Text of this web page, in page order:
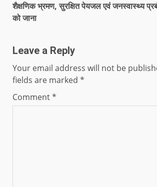
शैक्षणिक भ्रमण, सुरक्षित पेयजल एवं जनस्वास्थ्य
को जाना
Leave a Reply
Your email address will not be
fields are marked *
Comment*